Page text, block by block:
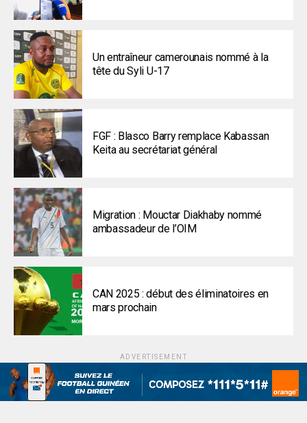
Un entraîneur camerounais nommé à la
tête du Syli U-17
FGF : Blasco Barry remplace Kabassan
Keita au secrétariat général
Migration : Mouctar Diakhaby nommé
ambassadeur de l’OIM
CAN 2025 : début des éliminatoires en
mars prochain
ADVERTISEMENT